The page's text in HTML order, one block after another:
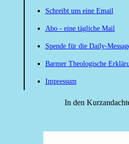
Schreibt uns eine Email
Abo - eine tägliche Mail
Spende für die Daily-
Barmer Theologische
Impressum
In den